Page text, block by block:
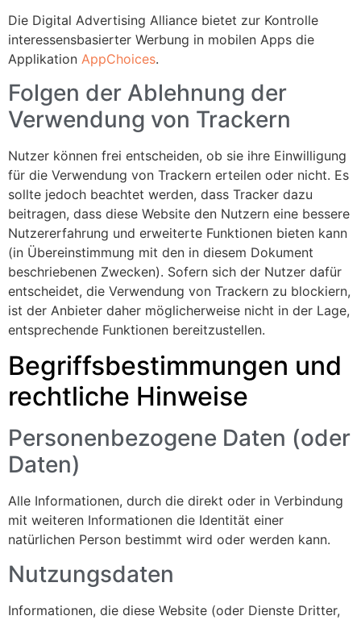
Die Digital Advertising Alliance bietet zur Kontrolle
interessensbasierter Werbung in mobilen Apps die
Applikation AppChoices.
Folgen der Ablehnung der
Verwendung von Trackern
Nutzer können frei entscheiden, ob sie ihre Einwilligung
für die Verwendung von Trackern erteilen oder nicht. Es
sollte jedoch beachtet werden, dass Tracker dazu
beitragen, dass diese Website den Nutzern eine bessere
Nutzererfahrung und erweiterte Funktionen bieten kann
(in Übereinstimmung mit den in diesem Dokument
beschriebenen Zwecken). Sofern sich der Nutzer dafür
entscheidet, die Verwendung von Trackern zu blockiern,
ist der Anbieter daher möglicherweise nicht in der Lage,
entsprechende Funktionen bereitzustellen.
Begriffsbestimmungen und
rechtliche Hinweise
Personenbezogene Daten (oder
Daten)
Alle Informationen, durch die direkt oder in Verbindung
mit weiteren Informationen die Identität einer
natürlichen Person bestimmt wird oder werden kann.
Nutzungsdaten
Informationen, die diese Website (oder Dienste Dritter,